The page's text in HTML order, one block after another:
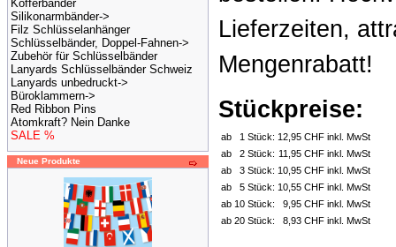
Kofferbänder
Silikonarmbänder->
Filz Schlüsselanhänger
Schlüsselbänder, Doppel-Fahnen->
Zubehör für Schlüsselbänder
Lanyards Schlüsselbänder Schweiz
Lanyards unbedruckt->
Büroklammern->
Red Ribbon Pins
Atomkraft? Nein Danke
SALE %
Neue Produkte
Lieferzeiten,
Mengenrabatt!
Stückpreise:
ab 1 Stück: 12,95 CHF inkl. MwSt
ab
2 Stück: 11,95 CHF inkl. MwSt
ab
3 Stück: 10,95 CHF inkl. MwSt
ab
5 Stück: 10,55 CHF inkl. MwSt
ab 10 Stück:
9,95 CHF inkl. MwSt
ab 20 Stück: 8,93 CHF inkl. MwSt